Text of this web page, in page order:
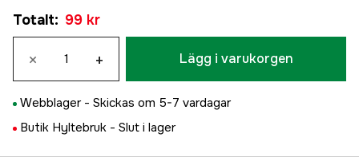
Totalt: 99 kr
× + Lägg i varukorgen
Webblager - Skickas om 5-7 vardagar
Butik Hyltebruk - Slut i lager